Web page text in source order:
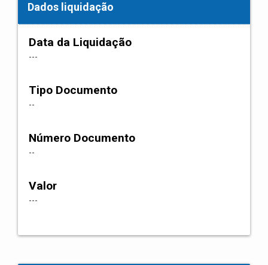
Dados liquidação
Data da Liquidação
---
Tipo Documento
--
Número Documento
--
Valor
---